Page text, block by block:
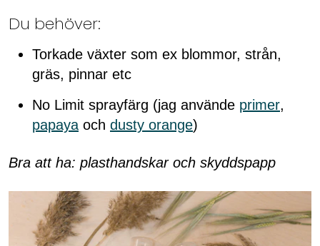
Du behöver:
Torkade växter som ex blommor, strån,
gräs, pinnar etc
No Limit sprayfärg (jag använde primer,
papaya och dusty orange)
Bra att ha: plasthandskar och skyddspapp